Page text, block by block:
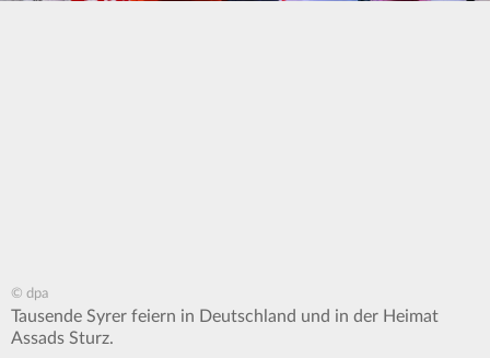
© dpa
Tausende Syrer feiern in Deutschland und in der Heimat
Assads Sturz.